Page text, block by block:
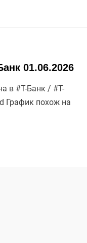
01.06.2026
в #Т-Банк / #Т-
График похож на